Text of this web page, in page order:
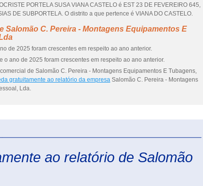
PORTELA SUSA VIANA CASTELO é EST 23 DE FEVEREIRO 645,
DE SUBPORTELA. O distrito a que pertence é VIANA DO CASTELO.
Salomão C. Pereira - Montagens Equipamentos E
de 2025 foram crescentes em respeito ao ano anterior.
o ano de 2025 foram crescentes em respeito ao ano anterior.
de Salomão C. Pereira - Montagens Equipamentos E Tubagens,
gratuitamente ao relatório da empresa Salomão C. Pereira - Montagens
Lda.
ao relatório de Salomão